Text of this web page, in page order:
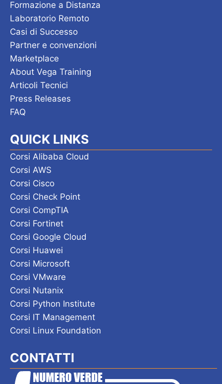
Formazione a Distanza
Laboratorio Remoto
Casi di Successo
Partner e convenzioni
Marketplace
About Vega Training
Articoli Tecnici
Press Releases
FAQ
QUICK LINKS
Corsi Alibaba Cloud
Corsi AWS
Corsi Cisco
Corsi Check Point
Corsi CompTIA
Corsi Fortinet
Corsi Google Cloud
Corsi Huawei
Corsi Microsoft
Corsi VMware
Corsi Nutanix
Corsi Python Institute
Corsi IT Management
Corsi Linux Foundation
CONTATTI